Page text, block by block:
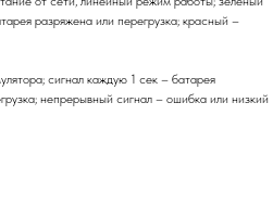
разряжена или перегрузка; красный –
сигнал каждую 1 сек – батарея
непрерывный сигнал – ошибка или низкий